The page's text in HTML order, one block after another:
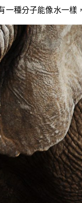
一種分子能像水一樣